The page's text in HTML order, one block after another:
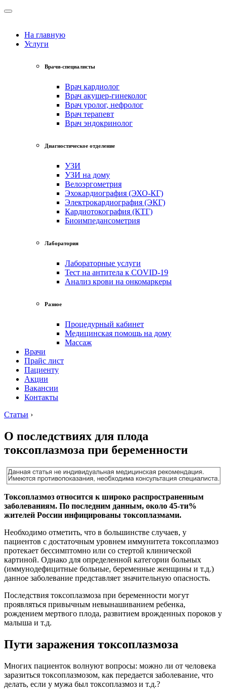
На главную
Услуги
Врачи-специалисты
Врач кардиолог
Врач акушер-гинеколог
Врач уролог, нефролог
Врач терапевт
Врач эндокринолог
Диагностическое отделение
УЗИ
УЗИ на дому
Велоэргометрия
Эхокардиография (ЭХО-КГ)
Электрокардиография (ЭКГ)
Кардиотокография (КТГ)
Биоимпедансометрия
Лаборатория
Лабораторные услуги
Тест на антитела к COVID-19
Анализ крови на онкомаркеры
Разное
Процедурный кабинет
Медицинская помощь на дому
Массаж
Врачи
Прайс лист
Пациенту
Акции
Вакансии
Контакты
Статьи ›
О последствиях для плода
токсоплазмоза при беременности
Токсоплазмоз относится к широко распространенным
заболеваниям. По последним данным, около 45-ти%
жителей России инфицированы токсоплазмами.
Необходимо отметить, что в большинстве случаев, у
пациентов с достаточным уровнем иммунитета токсоплазмоз
протекает бессимптомно или со стертой клинической
картиной. Однако для определенной категории больных
(иммунодефицитные больные, беременные женщины и т.д.)
данное заболевание представляет значительную опасность.
Последствия токсоплазмоза при беременности могут
проявляться привычным невынашиванием ребенка,
рождением мертвого плода, развитием врожденных пороков у
малыша и т.д.
Пути заражения токсоплазмоза
Многих пациенток волнуют вопросы: можно ли от человека
заразиться токсоплазмозом, как передается заболевание, что
делать, если у мужа был токсоплазмоз и т.д.?